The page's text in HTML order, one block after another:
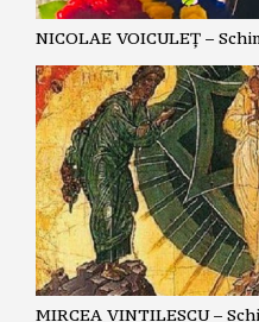
NICOLAE VOICULEȚ –
MIRCEA VINTILESCU –